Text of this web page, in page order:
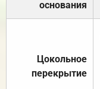
основания
Цокольное
перекрытие